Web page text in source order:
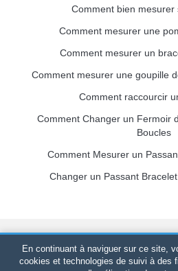
Comment bien mesurer
Comment mesurer une
Comment mesurer un
Comment mesurer une goupille
Comment raccourcir
Comment Changer un Fermoir
Boucles
Comment Mesurer un
Changer un Passant
Bracelet-de-montre.com© 2026
520 247 727 000 57 -Plateforme
En continuant à naviguer sur ce site,
cookies et technologies de suivi à des